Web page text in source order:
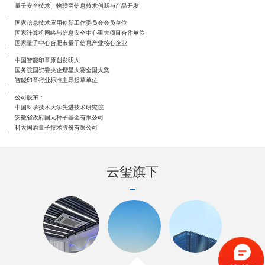
量子安全技术、物联网信息技术创新与产品开发
国家信息技术应用创新工作委员会会员单位
国家计算机网络与信息安全中心重大项目合作单位
国家量子中心合肥市量子信息产业核心企业
中国智能印章原创发明人
国务院国资委央企熠星大赛全国大奖
智能印章行业标准主导起草单位
公司股东：
中国科学技术大学先进技术研究院
安徽省政府国元种子基金有限公司
科大国盾量子技术股份有限公司
云玺旗下